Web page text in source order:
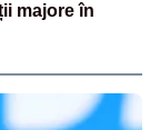
majore în